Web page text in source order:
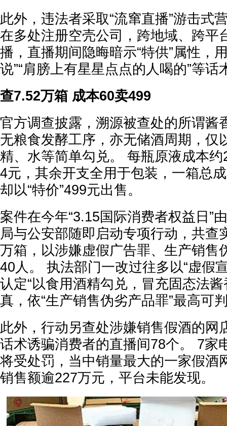
此外，违法者采取“流窜直播”游击式
在多处注册空壳公司，跨地域、跨平
播，直播期间隐晦暗示“特供”属性，
说”“肩膀上有星星点点的人喝的”等
查7.52万箱 成本60卖499
官方调查披露，溯源被查处的所谓酱
无粮食发酵工序，亦无储酒周期，仅
精、水等简单勾兑。 每瓶原液成本
4元，其余开支全用于包装，一箱总
却以“特价”499元出售。
案件在今年“3.15国际消费者权益日”
局与公安部随即启动专项行动，共查
万箱，以涉嫌虚假广告罪、生产销售
40人。 执法部门一改过往多以“虚假
认定“以食用酒精勾兑，冒充固态法
真，依“生产销售伪劣产品罪”最高可
此外，行动另查处涉嫌销售假酒的网
话术诱骗消费者的直播间78个。 7家
将受处罚，当中销量最大的一家假酒
销售额逾227万元，平台未能发现。